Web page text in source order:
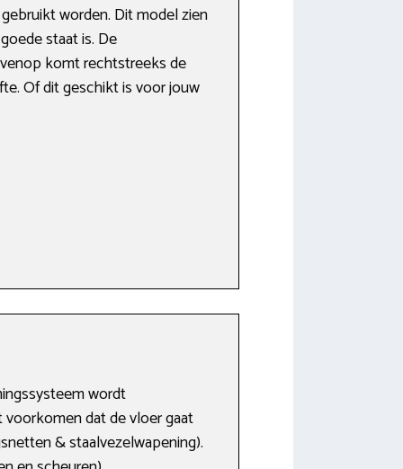
worden. Dit model zien
staat is. De
komt rechtstreeks de
Of dit geschikt is voor jouw
wordt
dat de vloer gaat
& staalvezelwapening).